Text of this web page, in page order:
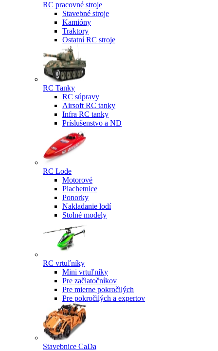
RC pracovné stroje
Stavebné stroje
Kamióny
Traktory
Ostatní RC stroje
RC Tanky
RC súpravy
Airsoft RC tanky
Infra RC tanky
Príslušenstvo a ND
RC Lode
Motorové
Plachetnice
Ponorky
Nakladanie lodí
Stolné modely
RC vrtuľníky
Mini vrtuľníky
Pre začiatočníkov
Pre mierne pokročilých
Pre pokročilých a expertov
Stavebnice CaDa